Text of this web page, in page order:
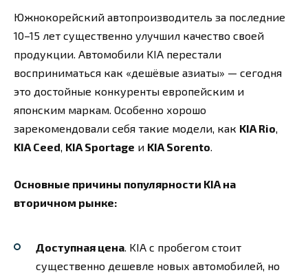
Южнокорейский автопроизводитель за последние
10–15 лет существенно улучшил качество своей
продукции. Автомобили KIA перестали
восприниматься как «дешёвые азиаты» — сегодня
это достойные конкуренты европейским и
японским маркам. Особенно хорошо
зарекомендовали себя такие модели, как KIA Rio
KIA Ceed KIA Sportage и KIA Sorento
Основные причины популярности KIA на
вторичном рынке:
Доступная цена. KIA с пробегом стоит
существенно дешевле новых автомобилей, но